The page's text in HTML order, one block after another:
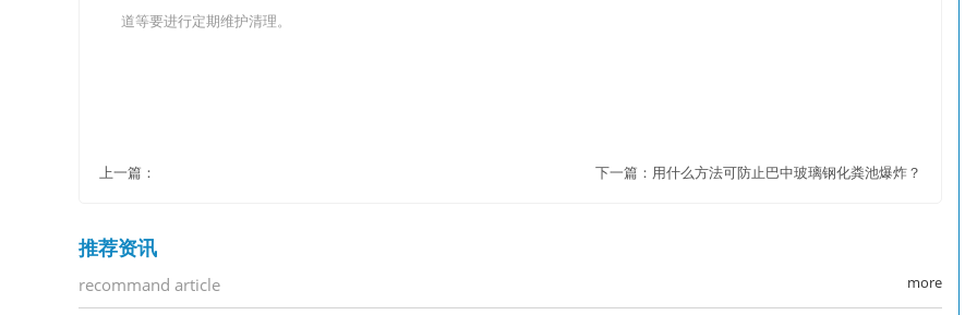
道等要进行定期维护清理。
上一篇： 下一篇： 用什么方法可防止巴中玻璃钢化粪池爆炸？
推荐资讯
recommand article more